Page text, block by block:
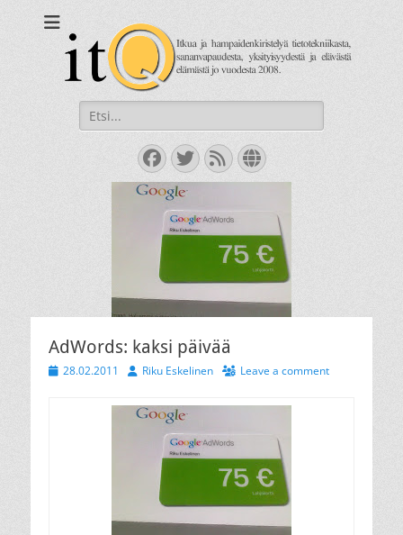
Itkua ja hammastenkiristelyä jo vuodesta 2008.
Search
for:
Facebook
Twitter
FeedWebsite
AdWords: kaksi päivää
Posted
28.02.2011 AuthorRiku Eskelinen Leave a comment